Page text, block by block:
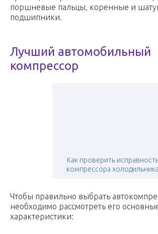
поршневые пальцы, коренные и
подшипники.
Лучший автомобильный
компрессор
Как проверить
компрессора холодильника
Чтобы правильно выбрать
необходимо рассмотреть его
характеристики: